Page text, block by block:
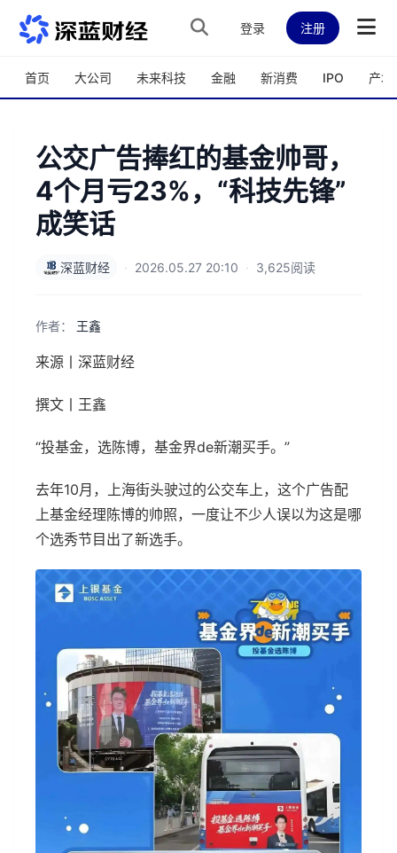
跳转到主内容
登录 注册
首页 大公司 未来科技 金融 新消费 IPO 产城
公交广告捧红的基金帅哥，
4个月亏23%，“科技先锋”
成笑话
深蓝财经 · 2026.05.27 20:10 · 3,625阅读
作者： 王鑫
来源丨深蓝财经
撰文丨王鑫
“投基金，选陈博，基金界de新潮买手。”
去年10月，上海街头驶过的公交车上，这个广告配
上基金经理陈博的帅照，一度让不少人误以为这是哪
个选秀节目出了新选手。